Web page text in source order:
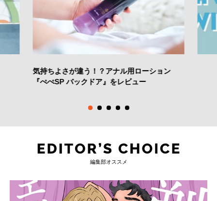
気持ちよさが違う！？アナル用ローション
『ぺぺSP バックドア』をレビュー
編集部オススメ